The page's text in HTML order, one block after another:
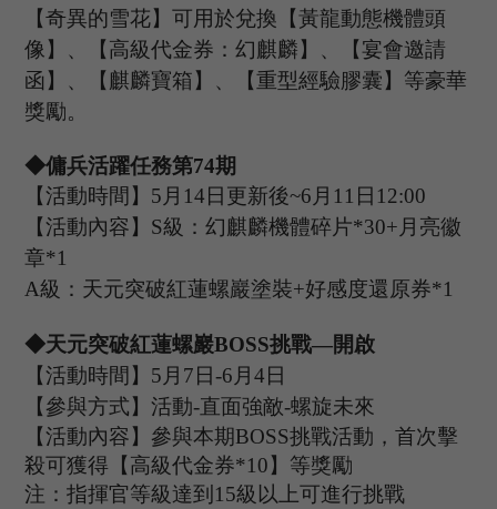
【奇異的雪花】可用於兌換【黃龍動態機體頭
像】、【高級代金券：幻麒麟】、【宴會邀請
函】、【麒麟寶箱】、【重型經驗膠囊】等豪華
獎勵。
◆傭兵活躍任務第74期
【活動時間】 5 月 14日更新後~6 月 11 日 12:00
【活動內容】 S級：幻麒麟機體碎片*30+月亮徽
章*1
A級： 天元突破紅蓮螺巖塗裝+好感度還原券*1
◆天元突破紅蓮螺巖BOSS挑戰—開啟
【活動時間】 5 月 7日-6 月4日
【參與方式】 活動-直面強敵-螺旋未來
【活動內容】參與本期BOSS挑戰活動，首次擊
殺可獲得【高級代金券*10】等獎勵
注：指揮官等級達到 15級以上可進行挑戰